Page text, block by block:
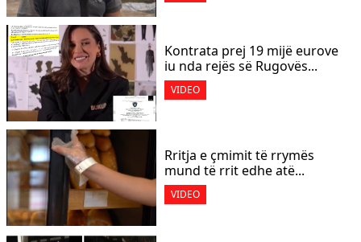
VIDEO
Kontrata prej 19 mijë eurove
iu nda rejës së Rugovës...
VIDEO
Rritja e çmimit të rrymës
mund të rrit edhe atë...